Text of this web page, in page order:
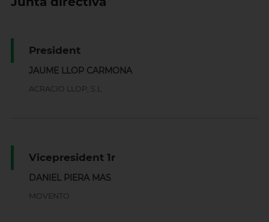
President
JAUME LLOP CARMONA
ACRACIO LLOP, S.L
Vicepresident 1r
DANIEL PIERA MAS
MOVENTO